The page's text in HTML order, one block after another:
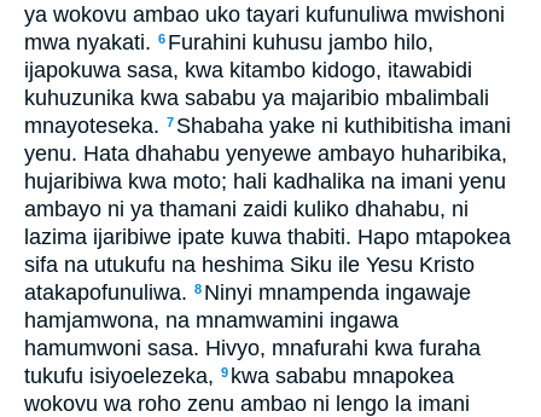
ya wokovu ambao uko tayari kufunuliwa mwishoni
mwa nyakati. 6 Furahini kuhusu jambo hilo,
ijapokuwa sasa, kwa kitambo kidogo, itawabidi
kuhuzunika kwa sababu ya majaribio mbalimbali
mnayoteseka. 7 Shabaha yake ni kuthibitisha imani
yenu. Hata dhahabu yenyewe ambayo huharibika,
hujaribiwa kwa moto; hali kadhalika na imani yenu
ambayo ni ya thamani zaidi kuliko dhahabu, ni
lazima ijaribiwe ipate kuwa thabiti. Hapo mtapokea
sifa na utukufu na heshima Siku ile Yesu Kristo
atakapofunuliwa. 8 Ninyi mnampenda ingawaje
hamjamwona, na mnamwamini ingawa
hamumwoni sasa. Hivyo, mnafurahi kwa furaha
tukufu isiyoelezeka, 9 kwa sababu mnapokea
wokovu wa roho zenu ambao ni lengo la imani